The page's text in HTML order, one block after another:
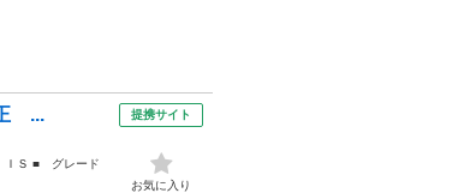
...
Ｓ ■ グレード
提携サイト
お気に入り